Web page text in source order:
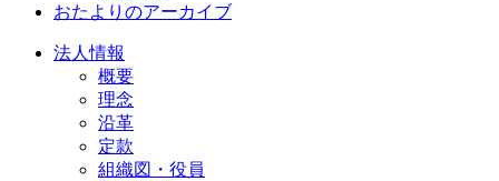
おたよりのアーカイブ
法人情報
概要
理念
沿革
定款
組織図・役員